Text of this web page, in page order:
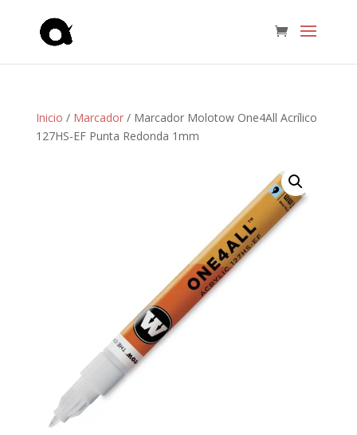
Inicio / Marcador/ Marcador Molotow One4All Acrílico
127HS-EF Punta Redonda 1mm